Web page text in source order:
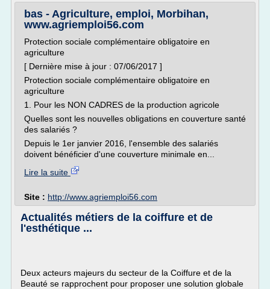
bas - Agriculture, emploi, Morbihan,
www.agriemploi56.com
Protection sociale complémentaire obligatoire en
agriculture
[ Dernière mise à jour : 07/06/2017 ]
Protection sociale complémentaire obligatoire en
agriculture
1. Pour les NON CADRES de la production agricole
Quelles sont les nouvelles obligations en couverture santé
des salariés ?
Depuis le 1er janvier 2016, l'ensemble des salariés
doivent bénéficier d'une couverture minimale en...
Lire la suite
Site : http://www.agriemploi56.com
Actualités métiers de la coiffure et de
l'esthétique ...
Deux acteurs majeurs du secteur de la Coiffure et de la
Beauté se rapprochent pour proposer une solution globale